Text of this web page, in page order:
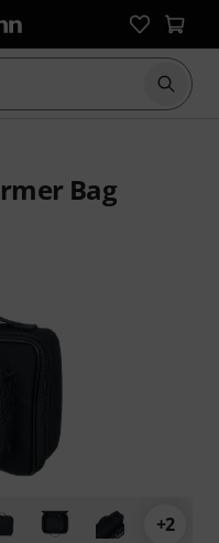
Suche
Bag
20 Kundenbewertungen
+2